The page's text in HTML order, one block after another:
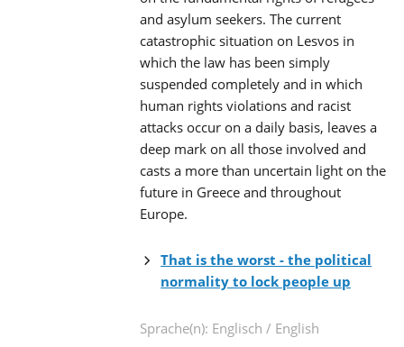
and asylum seekers. The current
catastrophic situation on Lesvos in
which the law has been simply
suspended completely and in which
human rights violations and racist
attacks occur on a daily basis, leaves a
deep mark on all those involved and
casts a more than uncertain light on the
future in Greece and throughout
Europe.
That is the worst - the political
normality to lock people up
Sprache(n): Englisch / English